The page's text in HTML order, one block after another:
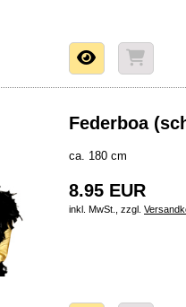
Federboa
ca. 180 cm
8.95 EUR
inkl. MwSt., zzgl.